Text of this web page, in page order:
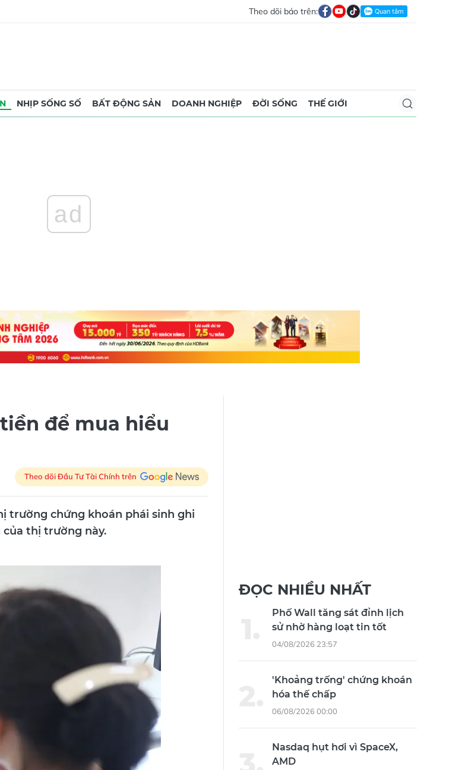
Theo dõi báo trên:
NHỊP SỐNG SỐ BẤT ĐỘNG SẢN DOANH NGHIỆP ĐỜI SỐNG THẾ GIỚI
ad
để mua hiểu
Theo dõi Đầu Tư Tài Chính trên
trường chứng khoán phái sinh ghi
của thị trường này.
ĐỌC NHIỀU NHẤT
Phố Wall tăng sát đỉnh lịch
sử nhờ hàng loạt tin tốt
04/08/2026 23:57
'Khoảng trống' chứng khoán
hóa thế chấp
06/08/2026 00:00
Nasdaq hụt hơi vì SpaceX,
AMD